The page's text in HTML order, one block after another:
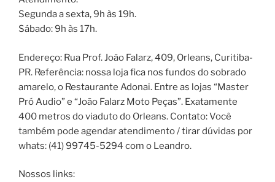
Segunda a sexta, 9h às 19h.
Sábado: 9h às 17h.
Endereço: Rua Prof. João Falarz, 409, Orleans, Curitiba-
PR. Referência: nossa loja fica nos fundos do sobrado
amarelo, o Restaurante Adonai. Entre as lojas “Master
Pró Audio” e “João Falarz Moto Peças”. Exatamente
400 metros do viaduto do Orleans. Contato: Você
também pode agendar atendimento / tirar dúvidas por
whats: (41) 99745-5294 com o Leandro.
Nossos links: